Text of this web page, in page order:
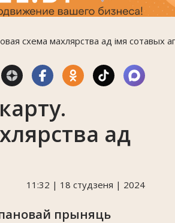
схема махлярства ад імя сотавых
ад
11:32 | 18 студзеня | 2024
прыняць